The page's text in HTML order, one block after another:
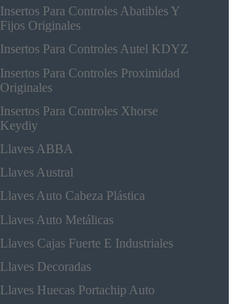
Insertos Para Controles Abatibles Y
Fijos Originales
Insertos Para Controles Autel KDYZ
Insertos Para Controles Proximidad
Originales
Insertos Para Controles Xhorse
Keydiy
Llaves ABBA
Llaves Austral
Llaves Auto Cabeza Plástica
Llaves Auto Metálicas
Llaves Cajas Fuerte E Industriales
Llaves Decoradas
Llaves Huecas Portachip Auto